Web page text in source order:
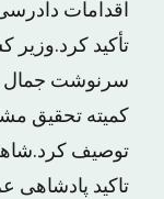
اقدامات
تأکید کرد.وزیر
سرنوشت جمال
کمیته تحقیق
توصیف
تاکید